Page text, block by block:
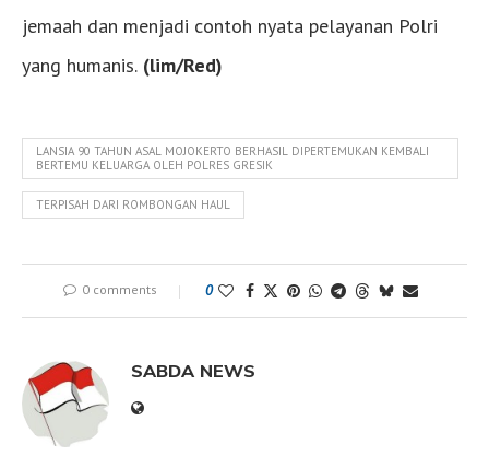
jemaah dan menjadi contoh nyata pelayanan Polri
yang humanis. (lim/Red)
LANSIA 90 TAHUN ASAL MOJOKERTO BERHASIL DIPERTEMUKAN KEMBALI
BERTEMU KELUARGA OLEH POLRES GRESIK
TERPISAH DARI ROMBONGAN HAUL
0 comments 0
SABDA NEWS